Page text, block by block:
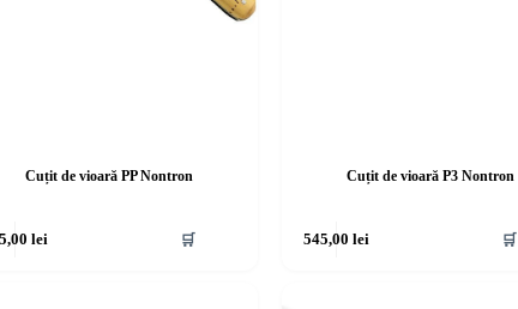
Cuțit de vioară PP Nontron
lei 🛒
Cuțit de vioară P3 Nontron
545,00 lei 🛒